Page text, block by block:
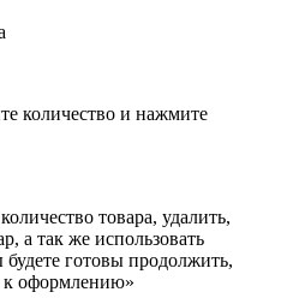
количество и нажмите
товара, удалить,
а так же использовать
готовы продолжить,
к оформлению»